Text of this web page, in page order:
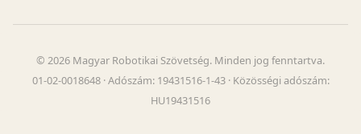
© 2026 Magyar Robotikai Szövetség. Minden jog fenntartva.
01-02-0018648 · Adószám: 19431516-1-43 · Közösségi adószám:
HU19431516